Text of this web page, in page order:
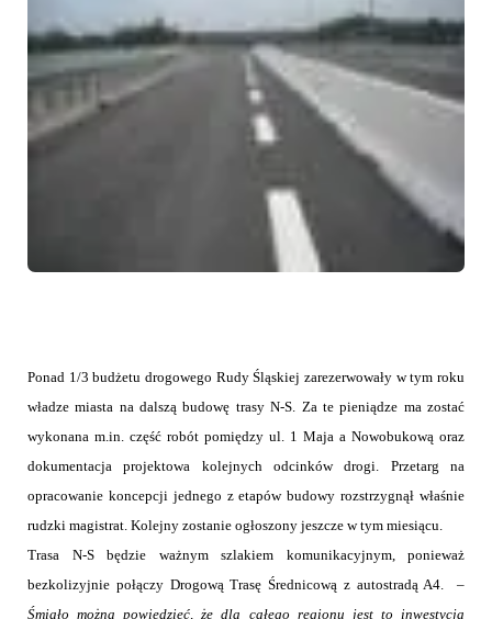
Ponad 1/3 budżetu drogowego Rudy Śląskiej zarezerwowały w tym roku
władze miasta na dalszą budowę trasy N-S. Za te pieniądze ma zostać
wykonana m.in. część robót pomiędzy ul. 1 Maja a Nowobukową oraz
dokumentacja projektowa kolejnych odcinków drogi. Przetarg na
opracowanie koncepcji jednego z etapów budowy rozstrzygnął właśnie
rudzki magistrat. Kolejny zostanie ogłoszony jeszcze w tym miesiącu.
Trasa N-S będzie ważnym szlakiem komunikacyjnym, ponieważ
bezkolizyjnie połączy Drogową Trasę Średnicową z autostradą A4.
–
Śmiało można powiedzieć, że dla całego regionu jest to inwestycja